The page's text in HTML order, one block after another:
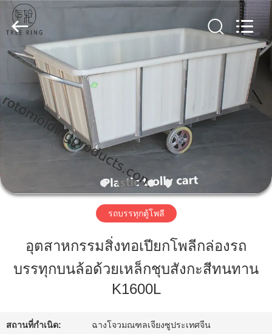
บ้าน
สินค้า
เรา
Changzhou
Treering
Plastics
CO.,
ltd.
Reserved.
รถบรรทุกตู้โพลี
อุตสาหกรรมสิ่งทอเปียกโพลีกล่องรถ
บรรทุกบนล้อด้วยเหล็กชุบสังกะสีทนทาน
K1600L
สถานที่กำเนิด: ฉางโจวมณฑลเจียงซูประเทศจีน